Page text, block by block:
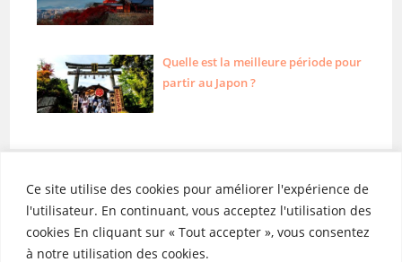
Ce site utilise des cookies pour améliorer l'expérience de
l'utilisateur. En continuant, vous acceptez l'utilisation des
cookies En cliquant sur « Tout accepter », vous consentez
à notre utilisation des cookies.
Quelle est la meilleure période pour
partir au Japon ?
Liens utiles Catégories